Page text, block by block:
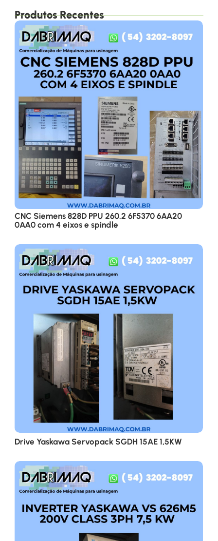
Produtos Recentes
CNC Siemens 828D PPU 260.2 6F5370 6AA20
0AA0 com 4 eixos e spindle
Drive Yaskawa Servopack SGDH 15AE 1,5KW